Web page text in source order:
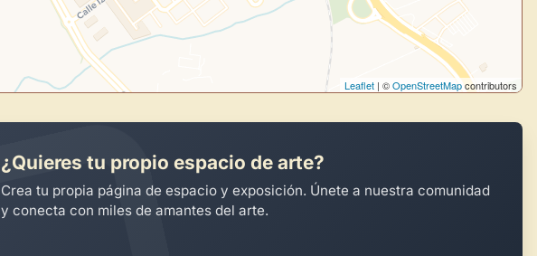
Leaflet | ©OpenStreetMapcontributors
¿Quieres tu propio espacio de arte?
Crea tu propia página de espacio y exposición. Únete a nuestra comunidad
y conecta con miles de amantes del arte.